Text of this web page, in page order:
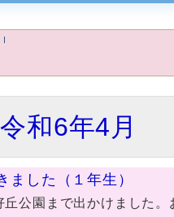
令和6年4月
した（１年生）
公園まで出かけました